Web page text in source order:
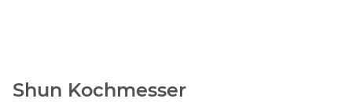
Shun Kochmesser